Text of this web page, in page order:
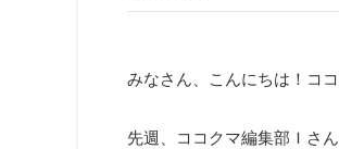
みなさん、こんにちは！コ
先週、ココクマ編集部Ｉさ